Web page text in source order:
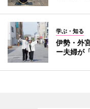
学ぶ・知る
伊勢・外
ー夫婦が